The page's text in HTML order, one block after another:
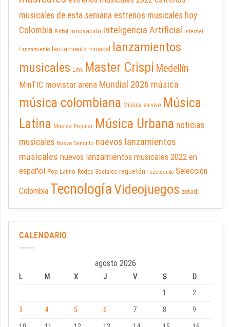
musicales de esta semana estrenos musicales hoy
Colombia Futbol Innovación Inteligencia Artificial Internet
Lanzamiento lanzamiento musical
lanzamientos
musicales Link Master Crispi Medellín
MinTIC movistar arena Mundial 2026 música
música colombiana Música en vivo Música
Latina Música Popular Música Urbana noticias
musicales Nuevo Sencillo nuevos lanzamientos
musicales nuevos lanzamientos musicales 2022 en
español Pop Latino Redes Sociales reguetón rezeteando Selección
Colombia TecnologíaVideojuegos zetadj
CALENDARIO
agosto 2026
L M X J V S
D
1
2
3
4 5 6 7 8
9